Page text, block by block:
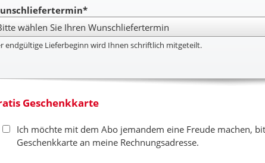
endgültige Lieferbeginn wird Ihnen schriftlich mitgeteilt.
Geschenkkarte
Ich möchte mit dem Abo jemandem eine Freude machen,
Geschenkkarte an meine Rechnungsadresse.